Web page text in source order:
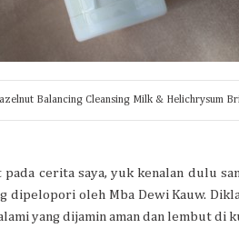
Balancing Cleansing Milk & Helichrysum
cerita saya, yuk kenalan dulu
dipelopori oleh Mba Dewi Kauw.
yang dijamin aman dan lembut di